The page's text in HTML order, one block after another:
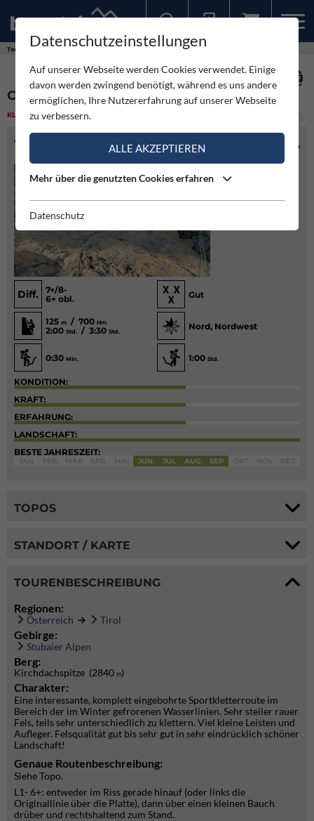
Touren
CHIEF PINNIS - PINNISTAL
KLETTERN SCHWER
TOURENINFO
Diff.
7+/8-
6+ obl.
Gut
125 m / 700 Hm
2:00 Std. / 3:30 Std.
Nord, Nordwest
0:30 Min. 1:00 Std.
KONDITION:
KRAFT:
ERFAHRUNG:
LANDSCHAFT:
BESTE JAHRESZEIT:
JUN JUL AUG SEP
TOPOS
STANDORT / KARTE
TOURENBESCHREIBUNG
Regionen:
Österreich Tirol
Gebirge:
Stubaier Alpen
Berg:
Kirchdachspitze (2840 m)
Charakter:
Eine interessante, komplett eingebohrte Sportkletterroute im
Bereich der im Winter gefrorenen Wasserlinien. Sehr steiler rauer
Fels, teils sehr unterschiedlich zu klettern. Viel kleine Leisten und
Aufleger. Felsqualität gut bis sehr gut in sehr eindrücklich schöner
Landschaft!
Genaue Routenbeschreibung:
Siehe Topo.
L1- 6+: entweder im Riss gerade hinauf (oder links die
Originallinie über die Platte), dann über einen kleinen Bauch
drüber und rechtshaltend zum Stand.
Datenschutzeinstellungen
Auf unserer Webseite werden Cookies verwendet. Einige
davon werden zwingend benötigt, während es uns andere
ermöglichen, Ihre Nutzererfahrung auf unserer Webseite
zu verbessern.
ALLE AKZEPTIEREN
Mehr über die genutzten Cookies erfahren
Datenschutz